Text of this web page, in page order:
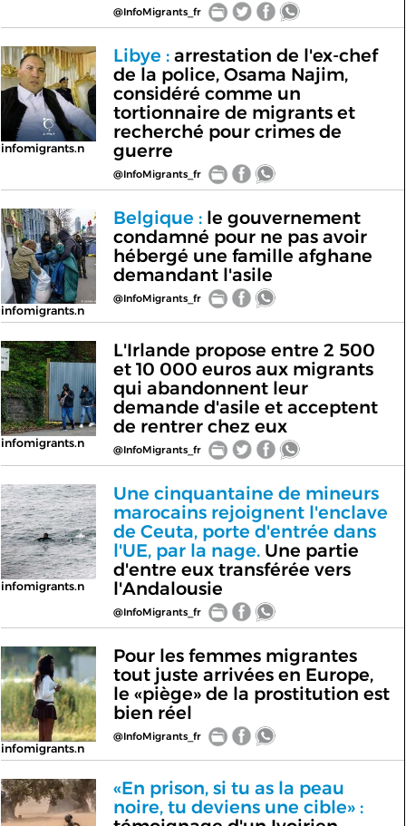
@InfoMigrants_fr
infomigrants.n
Libye :arrestation de l'ex-chef
de la police, Osama Najim,
considéré comme un
tortionnaire de migrants et
recherché pour crimes de
guerre
@InfoMigrants_fr
infomigrants.n
Belgique :le gouvernement
condamné pour ne pas avoir
hébergé une famille afghane
demandant l'asile
@InfoMigrants_fr
infomigrants.n
L'Irlande propose entre 2 500
et 10 000 euros aux migrants
qui abandonnent leur
demande d'asile et acceptent
de rentrer chez eux
@InfoMigrants_fr
infomigrants.n
Une cinquantaine de mineurs
marocains rejoignent l'enclave
de Ceuta, porte d'entrée dans
l'UE, par la nage.Une partie
d'entre eux transférée vers
l'Andalousie
@InfoMigrants_fr
infomigrants.n
Pour les femmes migrantes
tout juste arrivées en Europe,
le «piège» de la prostitution est
bien réel
@InfoMigrants_fr
«En prison, si tu as la peau
noire, tu deviens une cible» :